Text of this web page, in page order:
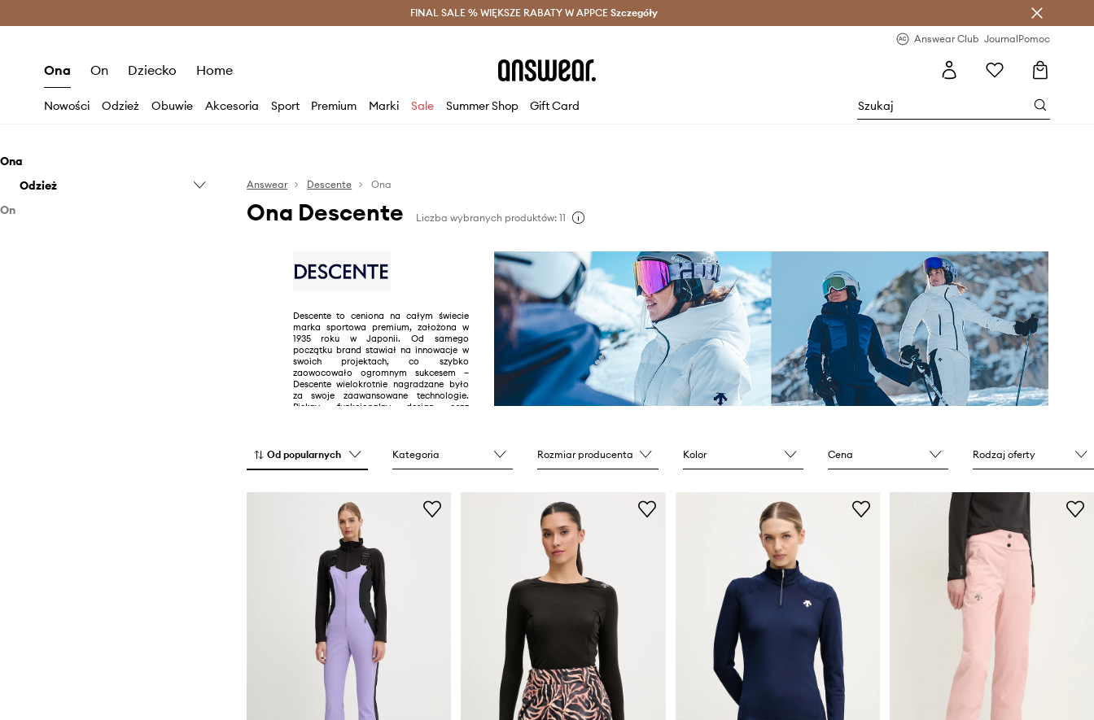
Oszczędzaj z Answear Club > Dostawa nawet w 24h >
FINAL SALE % WIĘKSZE RABATY W APPCE Szczegóły
Answear Club JournalPomoc
Ona On Dziecko Home
Nowości Odzież Obuwie Akcesoria Sport Premium Marki Sale Summer Shop Gift Card
Ona
Odzież
On
Answear Descente Ona
Ona Descente Liczba wybranych produktów: 11
Descente to ceniona na całym świecie
marka sportowa premium, założona w
1935 roku w Japonii. Od samego
początku brand stawiał na innowacje w
swoich projektach, co szybko
zaowocowało ogromnym sukcesem –
Descente wielokrotnie nagradzane było
za swoje zaawansowane technologie.
Piękny, funkcjonalny design oraz
sportowców jak i amatorów.
Od popularnych Kategoria Rozmiar producenta Kolor Cena Rodzaj oferty